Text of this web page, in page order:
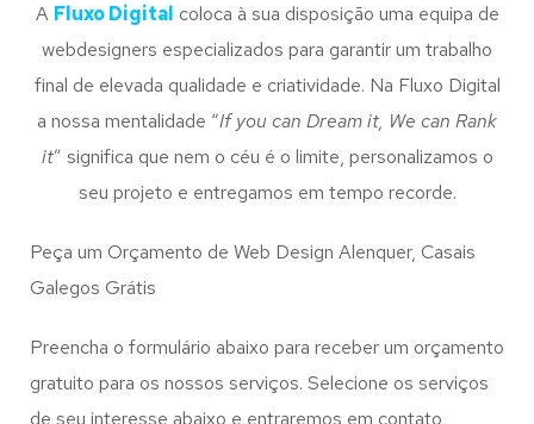
A Fluxo Digital coloca à sua disposição uma equipa de
webdesigners especializados para garantir um trabalho
final de elevada qualidade e criatividade. Na Fluxo Digital
a nossa mentalidade “If you can Dream it, We can Rank
it” significa que nem o céu é o limite, personalizamos o
seu projeto e entregamos em tempo recorde.
Peça um Orçamento de Web Design Alenquer, Casais
Galegos Grátis
Preencha o formulário abaixo para receber um orçamento
gratuito para os nossos serviços. Selecione os serviços
de seu interesse abaixo e entraremos em contato